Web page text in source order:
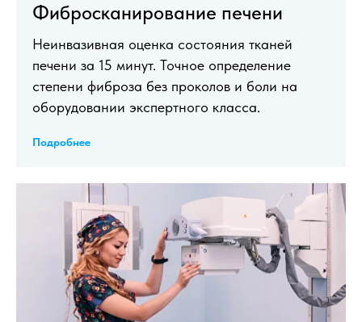
Фибросканирование печени
Неинвазивная оценка состояния тканей
печени за 15 минут. Точное определение
степени фиброза без проколов и боли на
оборудовании экспертного класса.
Подробнее